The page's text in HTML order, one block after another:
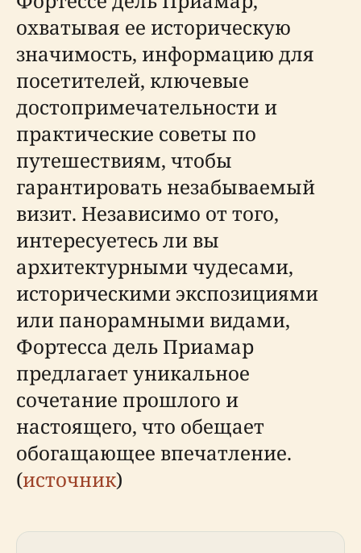
охватывая ее историческую
значимость, информацию для
посетителей, ключевые
достопримечательности и
практические советы по
путешествиям, чтобы
гарантировать незабываемый
визит. Независимо от того,
интересуетесь ли вы
архитектурными чудесами,
историческими экспозициями
или панорамными видами,
Фортесса дель Приамар
предлагает уникальное
сочетание прошлого и
настоящего, что обещает
обогащающее впечатление.
(источник)